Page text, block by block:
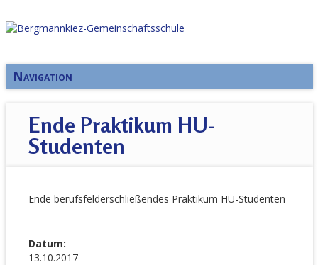
Navigation
Ende Praktikum HU-
Studenten
Ende berufsfelderschließendes Praktikum HU-Studenten
Datum:
13.10.2017